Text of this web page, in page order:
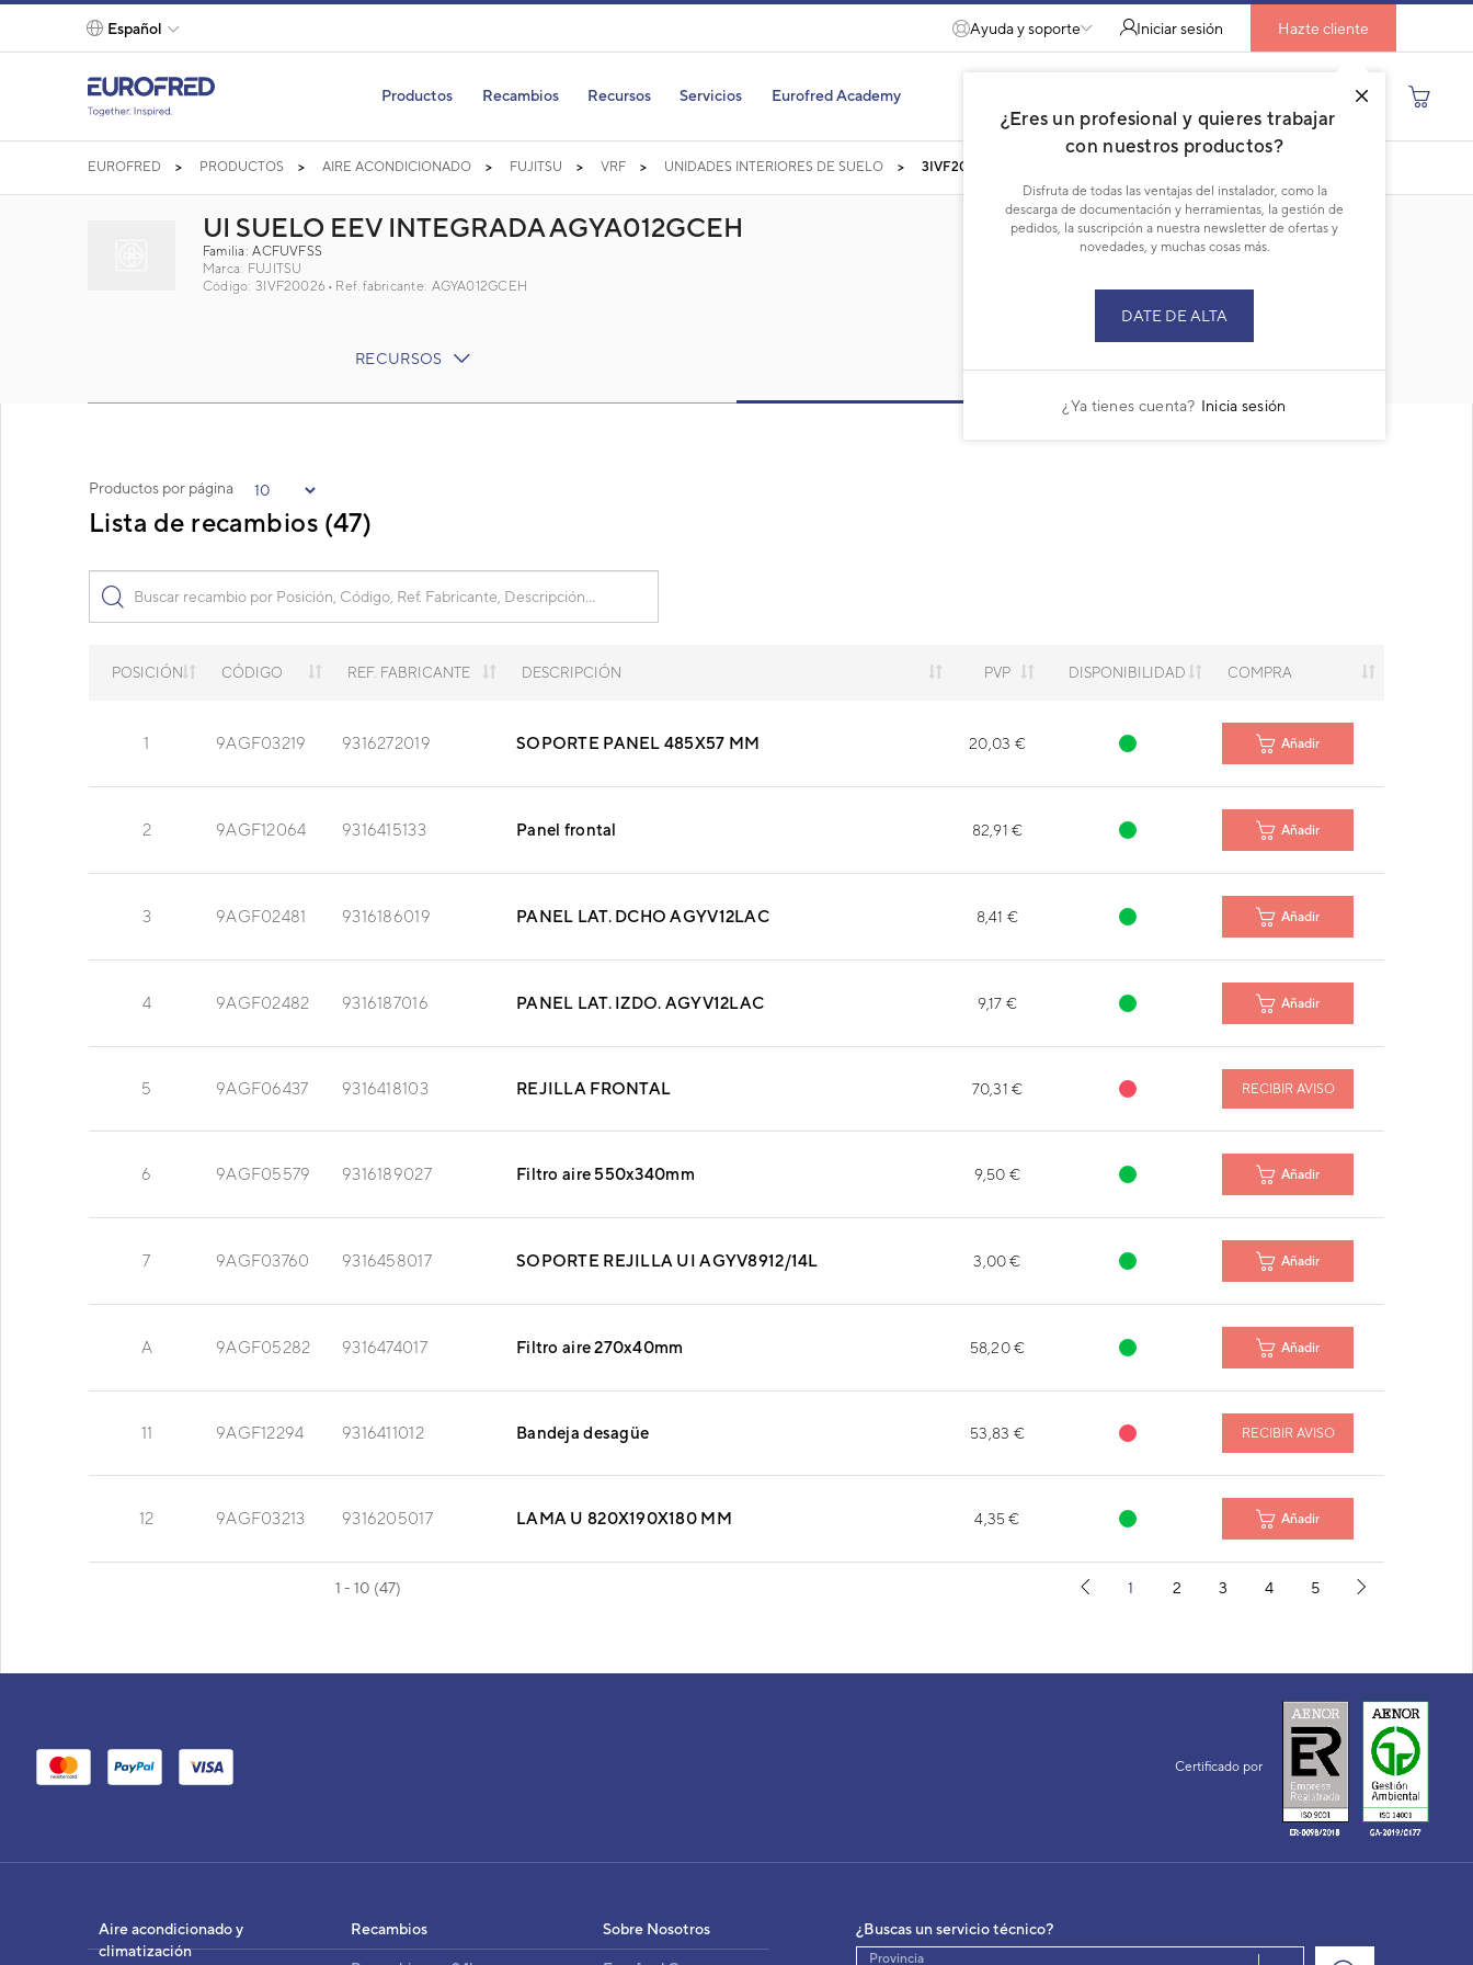
text.skipToContent
text.skipToNavigation
Español
Ayuda y soporte Iniciar sesión
¿Eres un profesional y quieres trabajar
con nuestros productos?
Disfruta de todas las ventajas del instalador, como la
descarga de documentación y herramientas, la gestión de
pedidos, la suscripción a nuestra newsletter de ofertas y
novedades, y muchas cosas más.
DATE DE ALTA
¿Ya tienes cuenta? Inicia sesión
Hazte cliente
Productos Recambios Recursos Servicios Eurofred Academy
EUROFRED PRODUCTOS AIRE ACONDICIONADO FUJITSU VRF UNIDADES INTERIORES DE SUELO 3IVF20026
UI SUELO EEV INTEGRADA AGYA012GCEH
Familia: ACFUVFSS
Marca: FUJITSU
Código: 3IVF20026
Ref. fabricante: AGYA012GCEH
RECURSOS
CURRENT
Lista de recambios (47)
Productos por página
POSICIÓN CÓDIGO REF. FABRICANTE DESCRIPCIÓN PVP DISPONIBILIDAD COMPRA
1 9AGF03219 9316272019 SOPORTE PANEL 485X57 MM 20,03 € Añadir
2 9AGF12064 9316415133 Panel frontal 82,91 € Añadir
3 9AGF02481 9316186019 PANEL LAT. DCHO AGYV12LAC 8,41 € Añadir
4 9AGF02482 9316187016 PANEL LAT. IZDO. AGYV12LAC 9,17 € Añadir
5 9AGF06437 9316418103 REJILLA FRONTAL 70,31 € RECIBIR AVISO
6 9AGF05579 9316189027 Filtro aire 550x340mm 9,50 € Añadir
7 9AGF03760 9316458017 SOPORTE REJILLA UI AGYV8912/14L 3,00 € Añadir
A 9AGF05282 9316474017 Filtro aire 270x40mm 58,20 € Añadir
11 9AGF12294 9316411012 Bandeja desagüe 53,83 € RECIBIR AVISO
12 9AGF03213 9316205017 LAMA U 820X190X180 MM 4,35 € Añadir
1 - 10 (47) 1 2 3 4 5
UI SUELO EEV INTEGRADA
3IVF20026
EAN:8432884575107
Certificado por
Aire acondicionado y
climatización
Recambios Sobre Nosotros ¿Buscas un servicio técnico?
Provincia